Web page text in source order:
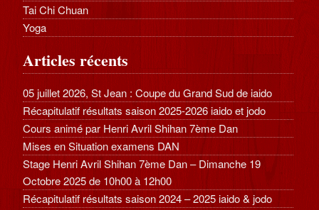
Tai Chi Chuan
Yoga
Articles récents
05 juillet 2026, St Jean : Coupe du Grand Sud de iaido
Récapitulatif résultats saison 2025-2026 iaido et jodo
Cours animé par Henri Avril Shihan 7ème Dan
Mises en Situation examens DAN
Stage Henri Avril Shihan 7ème Dan – Dimanche 19
Octobre 2025 de 10h00 à 12h00
Récapitulatif résultats saison 2024 – 2025 iaido & jodo